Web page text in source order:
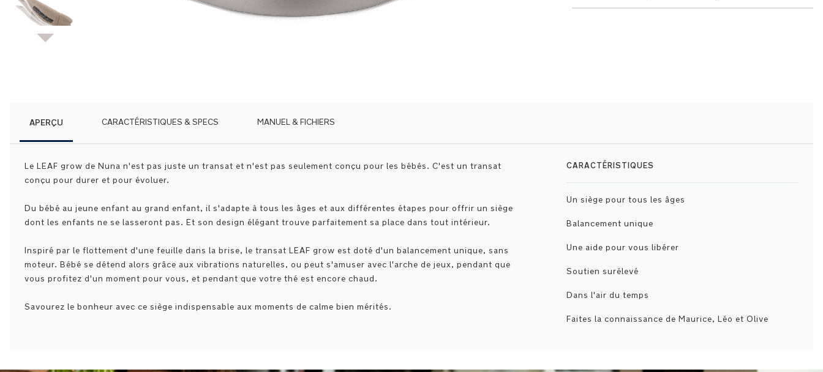
imagesAPERÇU
Le LEAF grow de Nuna n'est pas juste un transat et n'est pas seulement conçu pour les bébés. C'est un transat
conçu pour durer et pour évoluer.
Du bébé au jeune enfant au grand enfant, il s'adapte à tous les âges et aux différentes étapes pour offrir un siège
dont les enfants ne se lasseront pas. Et son design élégant trouve parfaitement sa place dans tout intérieur.
Inspiré par le flottement d'une feuille dans la brise, le transat LEAF grow est doté d'un balancement unique, sans
moteur. Bébé se détend alors grâce aux vibrations naturelles, ou peut s'amuser avec l'arche de jeux, pendant que
vous profitez d'un moment pour vous, et pendant que votre thé est encore chaud.
Savourez le bonheur avec ce siège indispensable aux moments de calme bien mérités.
CARACTÉRISTIQUES
Un siège pour tous les âges
Balancement unique
Une aide pour vous libérer
Soutien surélevé
Dans l'air du temps
Faites la connaissance de Maurice, Léo et Olive
CARACTÉRISTIQUES & SPECS MANUEL & FICHIERS